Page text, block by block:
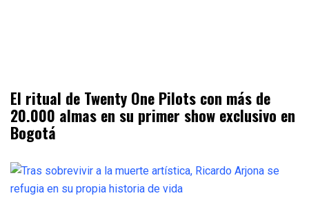
El ritual de Twenty One Pilots con más de
20.000 almas en su primer show exclusivo en
Bogotá